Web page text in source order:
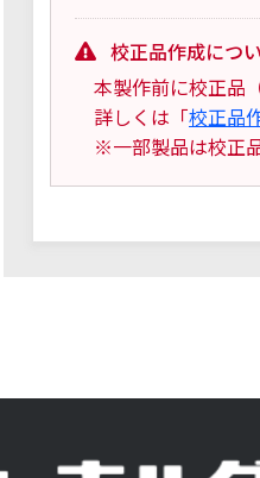
校正品作成につ
本製作前に校正品
詳しくは「校正品
※一部製品は校正